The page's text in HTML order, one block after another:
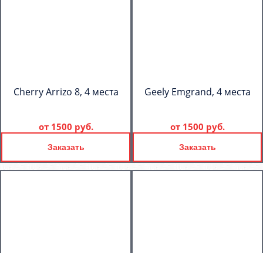
Cherry Arrizo 8, 4 места
от 1500 руб.
Заказать
Geely Emgrand, 4 места
от 1500 руб.
Заказать